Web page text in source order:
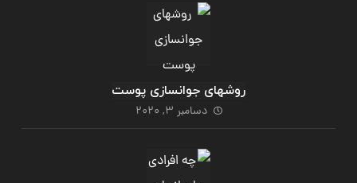
روشهای جوانسازی پوست
دسامبر 3, 2020